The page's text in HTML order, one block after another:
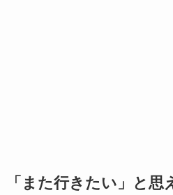
「また行きたい」と思